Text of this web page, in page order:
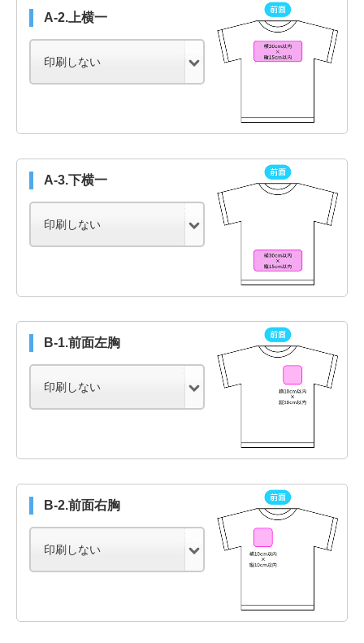
A-2.上横一
A-3.下横一
B-1.前面左胸
B-2.前面右胸